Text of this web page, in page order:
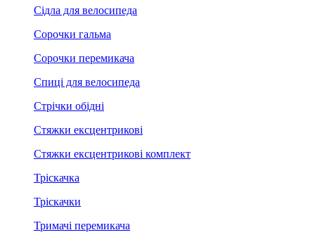
Сідла для велосипеда
Сорочки гальма
Сорочки перемикача
Спиці для велосипеда
Стрічки обідні
Стяжки ексцентрикові
Стяжки ексцентрикові комплект
Тріскачка
Тріскачки
Тримачі перемикача